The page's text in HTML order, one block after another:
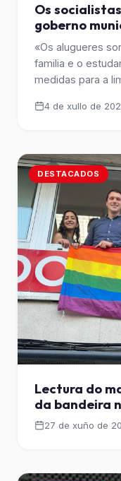
Os
goberno
os trámites
Xunta a
zona de
tensionado
«Os alugueres
familia e o
medidas para a
Bouza, secretario
4 de xullo de
DESTACADOS
Lectura do
da bandeira
27 de xuño de